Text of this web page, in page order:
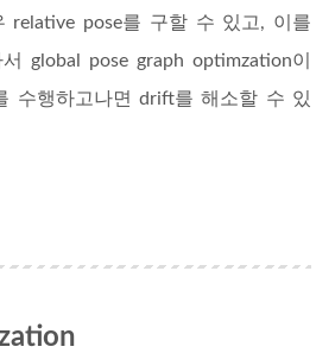
relative pose를 구할 수 있고, 이를
global pose graph optimzation이
수행하고나면 drift를 해소할 수 있